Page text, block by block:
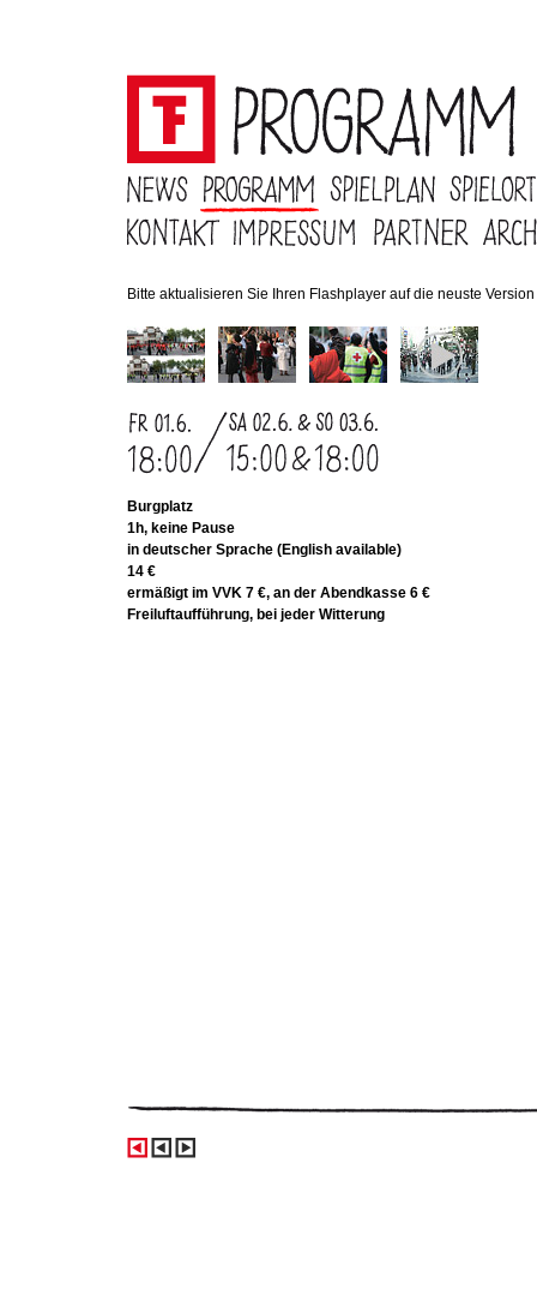
Bitte aktualisieren Sie Ihren Flashplayer auf die neuste Version
Burgplatz
1h, keine Pause
in deutscher Sprache (English available)
14 €
ermäßigt im VVK 7 €, an der Abendkasse 6 €
Freiluftaufführung, bei jeder Witterung